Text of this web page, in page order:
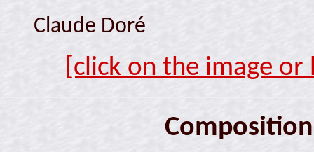
Claude Doré
[click on the image